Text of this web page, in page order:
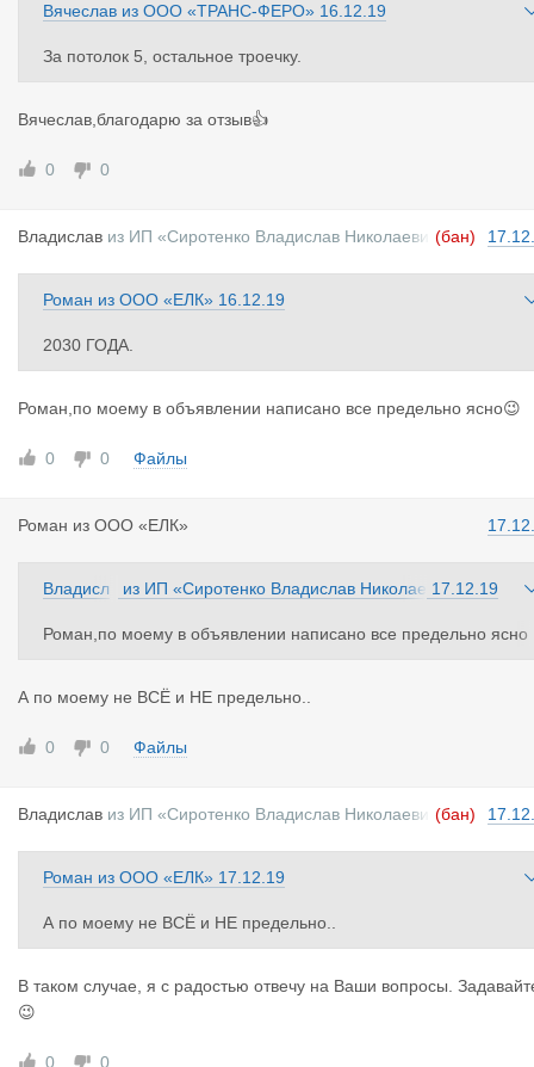
Вячеслав из ООО «ТРАНС-ФЕРО» 16.12.19
За потолок 5, остальное троечку.
Вячеслав,благодарю за отзыв👍
0 0
Владислав из ИП «Сиротенко Владислав Николаеви (бан)
Роман из ООО «ЕЛК» 16.12.19
2030 ГОДА.
Роман,по моему в объявлении написано все предельно ясно😉
0 0 Файлы
Роман из ООО «ЕЛК»
Владисл
из ИП «Сиротенко Владислав Николае 17.12.19
Роман,по моему в объявлении написано все предельно ясно
А по моему не ВСЁ и НЕ предельно..
0 0 Файлы
Владислав из ИП «Сиротенко Владислав Николаеви (бан)
Роман из ООО «ЕЛК» 17.12.19
А по моему не ВСЁ и НЕ предельно..
В таком случае, я с радостью отвечу на Ваши вопросы.
😉
0 0